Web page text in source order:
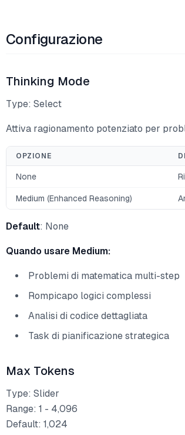
Configurazione
Thinking Mode
Type: Select
Attiva ragionamento potenziato per
OPZIONE
None
Medium (Enhanced Reasoning)
Default: None
Quando usare Medium:
Problemi di matematica multi-step
Rompicapo logici complessi
Analisi di codice dettagliata
Task di pianificazione strategica
Max Tokens
Type: Slider
Range: 1 - 4,096
Default: 1,024